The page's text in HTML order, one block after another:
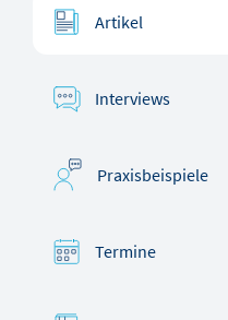
Artikel
Interviews
Praxisbeispiele
Termine